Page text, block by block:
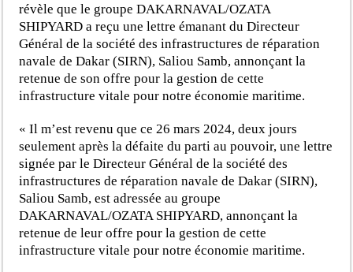
révèle que le groupe DAKARNAVAL/OZATA
SHIPYARD a reçu une lettre émanant du Directeur
Général de la société des infrastructures de réparation
navale de Dakar (SIRN), Saliou Samb, annonçant la
retenue de son offre pour la gestion de cette
infrastructure vitale pour notre économie maritime.
« Il m’est revenu que ce 26 mars 2024, deux jours
seulement après la défaite du parti au pouvoir, une lettre
signée par le Directeur Général de la société des
infrastructures de réparation navale de Dakar (SIRN),
Saliou Samb, est adressée au groupe
DAKARNAVAL/OZATA SHIPYARD, annonçant la
retenue de leur offre pour la gestion de cette
infrastructure vitale pour notre économie maritime.